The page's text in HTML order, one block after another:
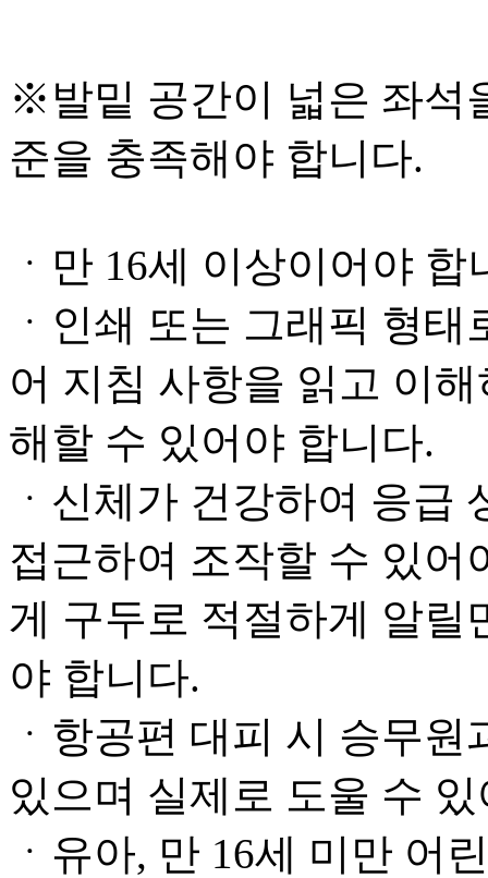
※발밑 공간이 넓은 좌석
준을 충족해야 합니다.
ㆍ만 16세 이상이어야 합
ㆍ인쇄 또는 그래픽 형
어 지침 사항을 읽고 이
해할 수 있어야 합니다.
ㆍ신체가 건강하여 응급
접근하여 조작할 수 있어
게 구두로 적절하게 알릴
야 합니다.
ㆍ항공편 대피 시 승무
있으며 실제로 도울 수
ㆍ유아, 만 16세 미만 어